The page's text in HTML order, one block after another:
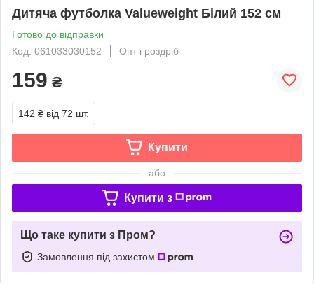
Дитяча футболка Valueweight Білий 152 см
Готово до відправки
Код: 061033030152
Опт і роздріб
159 ₴
142 ₴ від 72 шт.
Купити
або
Купити з
Що таке купити з Пром?
Замовлення під захистом